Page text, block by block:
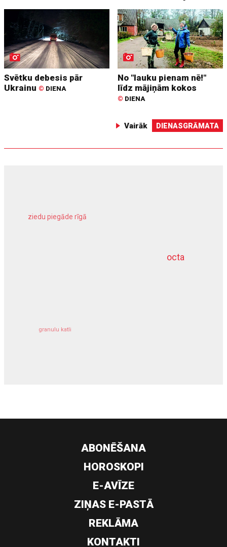
Svētku debesis pār
Ukrainu © DIENA
No "lauku pienam nē!"
līdz mājiņām kokos
© DIENA
Vairāk DIENASGRĀMATA
octa
ziedu piegāde rīgā
granulu katli
dziļurbums
ABONĒŠANA
HOROSKOPI
E-AVĪZE
ZIŅAS E-PASTĀ
REKLĀMA
KONTAKTI